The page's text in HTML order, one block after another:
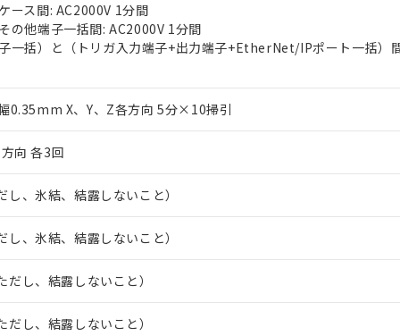
ース間: AC2000V 1分間
の他端子一括間: AC2000V 1分間
子一括）と（トリガ入力端子+出力端子+EtherNet/IPポート一括）
0.35mm X、Y、Z各方向 5分×10掃引
向 各3回
、氷結、結露しないこと）
、氷結、結露しないこと）
し、結露しないこと）
し、結露しないこと）